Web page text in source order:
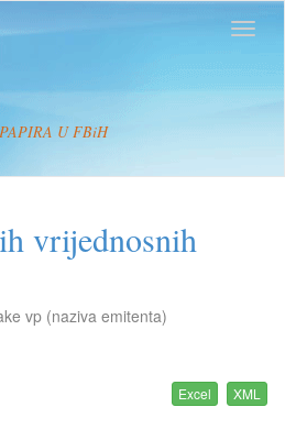
U FBiH
vrijednosnih
vp (naziva emitenta)